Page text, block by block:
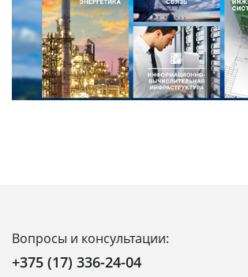
Вопросы и консультации:
+375 (17) 336-24-04